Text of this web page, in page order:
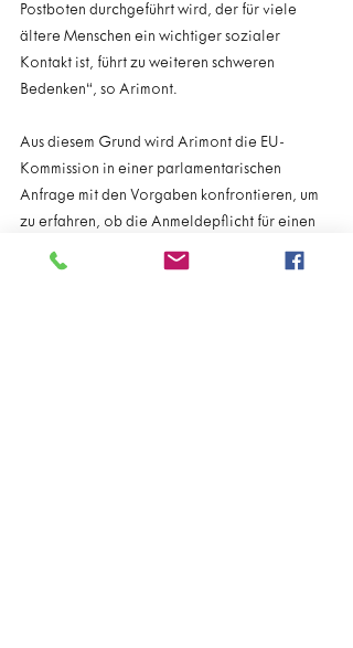
Postboten durchgeführt wird, der für viele
ältere Menschen ein wichtiger sozialer
Kontakt ist, führt zu weiteren schweren
Bedenken“, so Arimont.
Aus diesem Grund wird Arimont die EU-
Kommission in einer parlamentarischen
Anfrage mit den Vorgaben konfrontieren, um
zu erfahren, ob die Anmeldepflicht für einen
kurzen Auslandsaufenthalt mit EU-Recht
vereinbar ist. In Absprache mit dem EU-